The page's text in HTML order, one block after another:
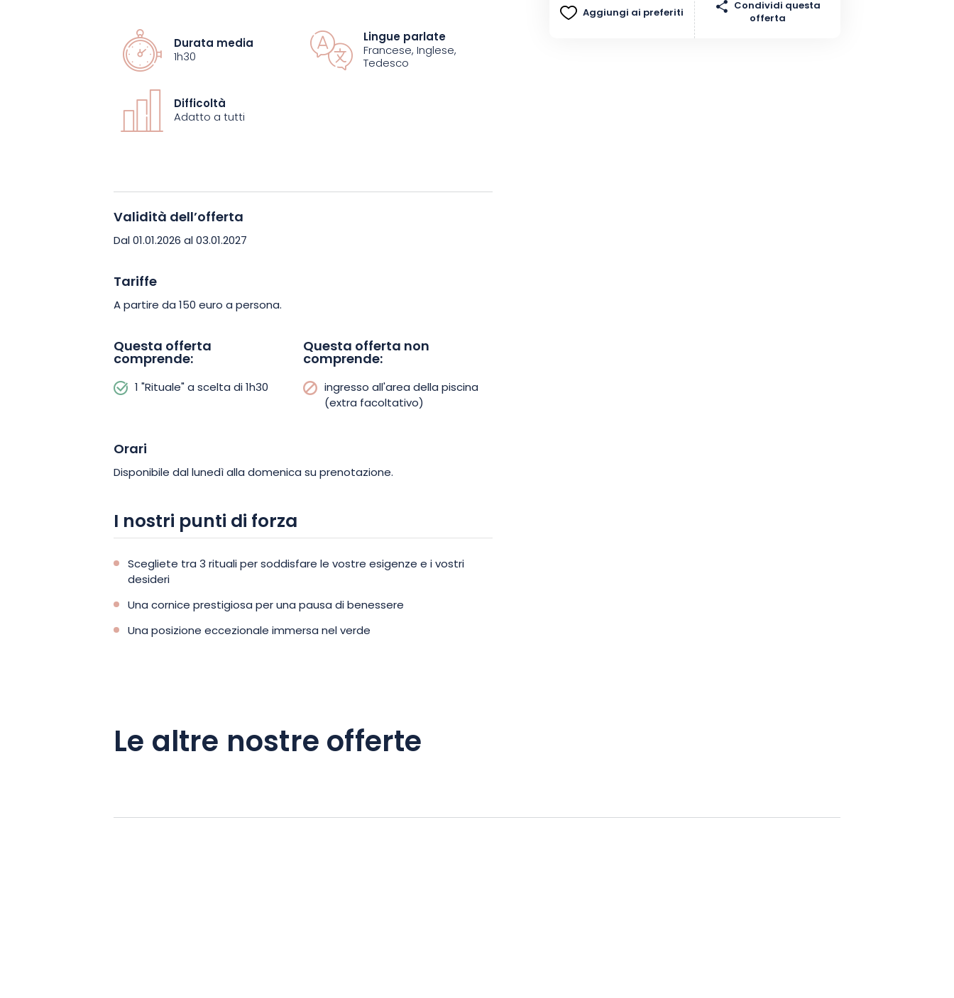
Questo trattamento completo vi permette di lasciarvi andare
completamente. Ogni gesto è pensato per rivitalizzare e rilassare
profondamente. Un'esperienza sensoriale ideale per ricaricare le
batterie in un ambiente calmo e stimolante. Potete scegliere tra tre
Rituali, ognuno dei quali combina una sequenza di due trattamenti.
una promessa di indulgenza, perfetta per regalare piacere o per
coccolarsi.Prenotate subito il vostro momento di benessere all'Hôtel
Verte Vallée!
Durata media
1h30
Lingue parlate
Francese, Inglese,
Tedesco
Difficoltà
Adatto a tutti
Validità dell’offerta
Dal 01.01.2026 al 03.01.2027
Tariffe
A partire da 150 euro a persona.
Questa offerta
comprende:
1 "Rituale" a scelta di 1h30
Questa offerta non
comprende:
ingresso all'area della piscina
(extra facoltativo)
Orari
Disponibile dal lunedì alla domenica su prenotazione.
I nostri punti di forza
Scegliete tra 3 rituali per soddisfare le vostre esigenze e i vostri
desideri
Una cornice prestigiosa per una pausa di benessere
Una posizione eccezionale immersa nel verde
Aggiungi ai preferiti
Condividi questa
offerta
Le altre nostre offerte